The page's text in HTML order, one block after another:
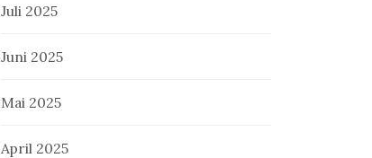
Juli 2025
Juni 2025
Mai 2025
April 2025